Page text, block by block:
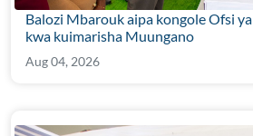
Balozi Mbarouk aipa kongole Ofsi
kwa kuimarisha Muungano
Aug 04, 2026